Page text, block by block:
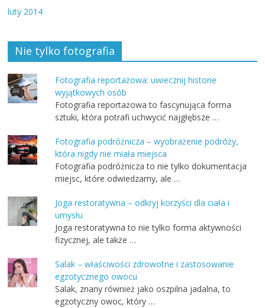
luty 2014
Nie tylko fotografia
Fotografia reportażowa: uwiecznij historie
wyjątkowych osób
Fotografia reportażowa to fascynująca forma
sztuki, która potrafi uchwycić najgłębsze …
Fotografia podróżnicza – wyobrażenie podróży,
która nigdy nie miała miejsca
Fotografia podróżnicza to nie tylko dokumentacja
miejsc, które odwiedzamy, ale …
Joga restoratywna – odkryj korzyści dla ciała i
umysłu
Joga restoratywna to nie tylko forma aktywności
fizycznej, ale także …
Salak – właściwości zdrowotne i zastosowanie
egzotycznego owocu
Salak, znany również jako oszpilna jadalna, to
egzotyczny owoc, który …